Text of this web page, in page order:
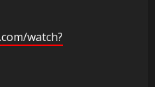
watch?